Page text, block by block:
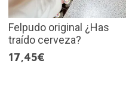
Felpudo original ¿Has
traído cerveza?
17,45€